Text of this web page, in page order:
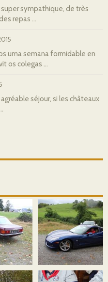
sympathique, de très
repas ...
uma semana formidable en
os colegas ...
séjour, si les châteaux